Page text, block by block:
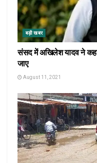
बड़ी खबर
संसद में अखिलेश यादव ने
जाए
August 11, 2021